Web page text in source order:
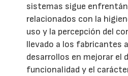
sistemas sigue
relacionados con la
uso y la percepción del
llevado a los fabricantes
desarrollos en mejorar el
funcionalidad y el